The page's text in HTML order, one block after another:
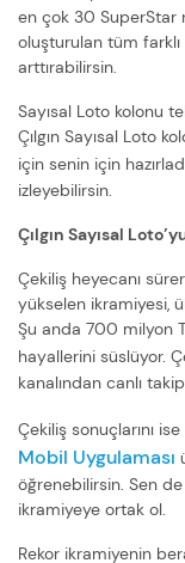
en çok 30 SuperStar
oluşturulan tüm farklı
arttırabilirsin.
Sayısal Loto kolonu
Çılgın Sayısal Loto
için senin için
izleyebilirsin.
Çılgın Sayısal
Çekiliş heyecanı
yükselen ikramiyesi,
Şu anda 700 milyon
hayallerini süslüyor.
kanalından canlı
Çekiliş sonuçlarını ise
Mobil Uygulaması
öğrenebilirsin. Sen
ikramiyeye ortak ol.
Rekor ikramiyenin